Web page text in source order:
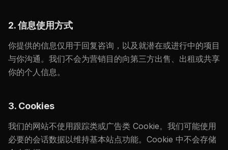
2. 信息使用方式
你提供的信息仅用于回复咨询，以及就潜在或进行中的项目
与你沟通。我们不会为营销目的向第三方出售、出租或共享
你的个人信息。
3. Cookies
我们的网站不使用跟踪类或广告类 Cookie。我们可能使用
必要的会话数据以维持基本站点功能。Cookie 中不会存储